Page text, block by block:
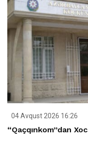
04 Avqust 2026 16:26
“Qaçqınkom”dan